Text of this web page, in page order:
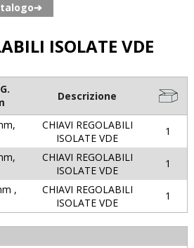
ISOLATE VDE
Descrizione
CHIAVI REGOLABILI
ISOLATE VDE
1
CHIAVI REGOLABILI
ISOLATE VDE
1
,
CHIAVI REGOLABILI
ISOLATE VDE
1